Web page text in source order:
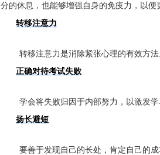
分的休息，也能够增强自身的免疫力，以便
转移注意力
转移注意力是消除紧张心理的有效方
正确对待考试失败
学会将失败归因于内部努力，以激发
扬长避短
要善于发现自己的长处，肯定自己的